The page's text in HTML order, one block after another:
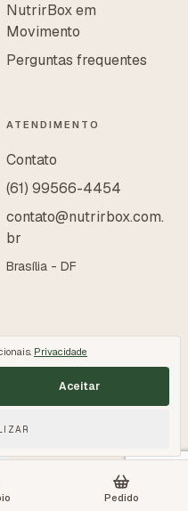
NutrirBox em
Movimento
Perguntas frequentes
ATENDIMENTO
Contato
(61) 99566-4454
contato@nutrirbox.com.
br
Brasília - DF
em Brasília & Entorno
Pedido
Privacidade
Aceitar